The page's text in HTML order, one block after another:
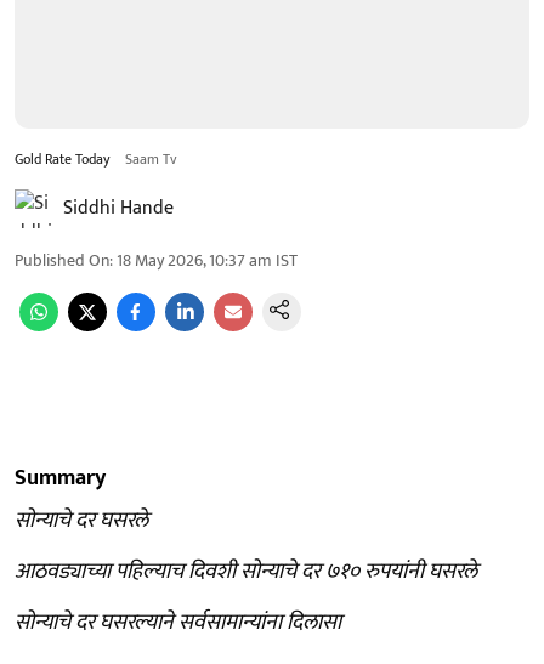
Gold Rate Today Saam Tv
Siddhi Hande
Published On:18 May 2026, 10:37 am IST
Summary
सोन्याचे दर घसरले
आठवड्याच्या पहिल्याच दिवशी सोन्याचे दर ७१० रुपयांनी घसरले
सोन्याचे दर घसरल्याने सर्वसामान्यांना दिलासा